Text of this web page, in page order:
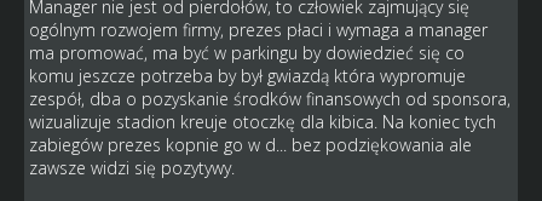
Manager nie jest od pierdołów, to człowiek zajmujący się
ogólnym rozwojem firmy, prezes płaci i wymaga a manager
ma promować, ma być w parkingu by dowiedzieć się co
komu jeszcze potrzeba by był gwiazdą która wypromuje
zespół, dba o pozyskanie środków finansowych od sponsora,
wizualizuje stadion kreuje otoczkę dla kibica. Na koniec tych
zabiegów prezes kopnie go w d... bez podziękowania ale
zawsze widzi się pozytywy.